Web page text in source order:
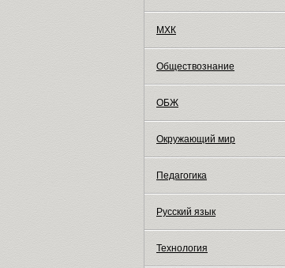
МХК
Обществознание
ОБЖ
Окружающий мир
Педагогика
Русский язык
Технология